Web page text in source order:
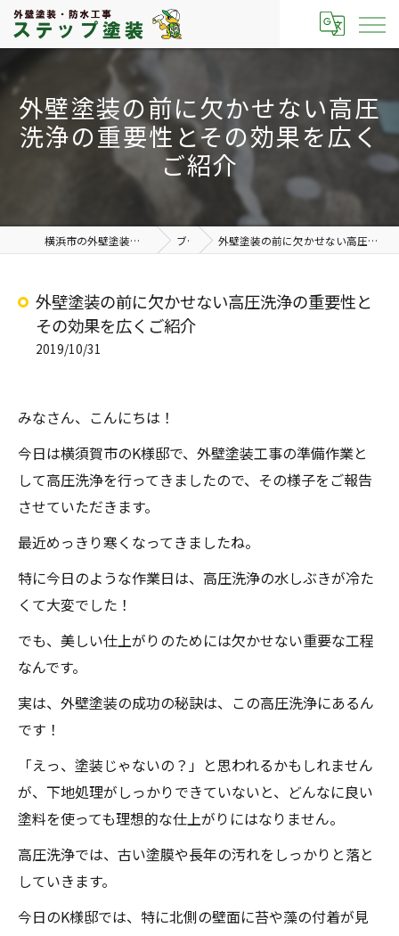
外壁塗装の前に欠かせない高圧
洗浄の重要性とその効果を広く
ご紹介
横浜市の外壁塗装なら有限会社ステップ塗装 ブログ 外壁塗装の前に欠かせない高圧洗浄の重要性とその効果を広くご紹介
外壁塗装の前に欠かせない高圧洗浄の重要性と
その効果を広くご紹介
2019/10/31
みなさん、こんにちは！
今日は横須賀市のK様邸で、外壁塗装工事の準備作業と
して高圧洗浄を行ってきましたので、その様子をご報告
させていただきます。
最近めっきり寒くなってきましたね。
特に今日のような作業日は、高圧洗浄の水しぶきが冷た
くて大変でした！
でも、美しい仕上がりのためには欠かせない重要な工程
なんです。
実は、外壁塗装の成功の秘訣は、この高圧洗浄にあるん
です！
「えっ、塗装じゃないの？」と思われるかもしれません
が、下地処理がしっかりできていないと、どんなに良い
塗料を使っても理想的な仕上がりにはなりません。
高圧洗浄では、古い塗膜や長年の汚れをしっかりと落と
していきます。
今日のK様邸では、特に北側の壁面に苔や藻の付着が見